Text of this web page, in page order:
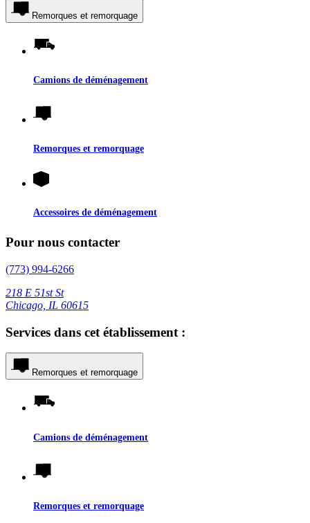
Remorques et remorquage
Camions de déménagement
Remorques et remorquage
Accessoires de déménagement
Pour nous contacter
(773) 994-6266
218 E 51st St
Chicago, IL 60615
Services dans cet établissement :
Remorques et remorquage
Camions de déménagement
Remorques et remorquage